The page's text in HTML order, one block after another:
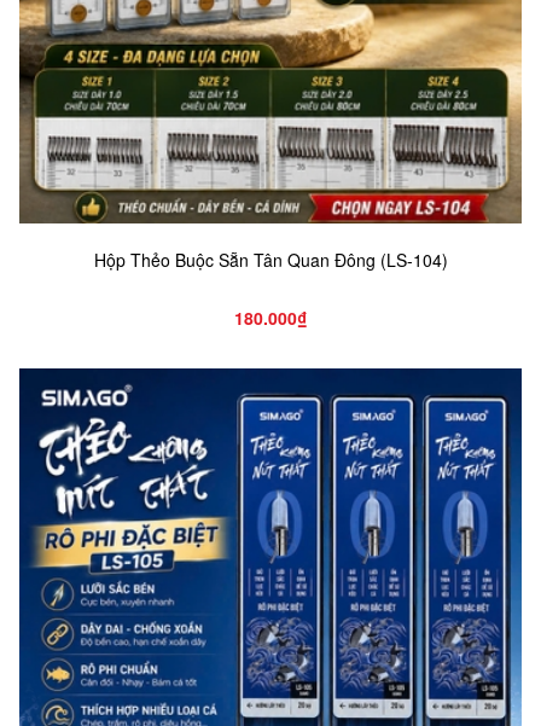
Hộp Thẻo Buộc Sẵn Tân Quan Đông (LS-104)
180.000₫